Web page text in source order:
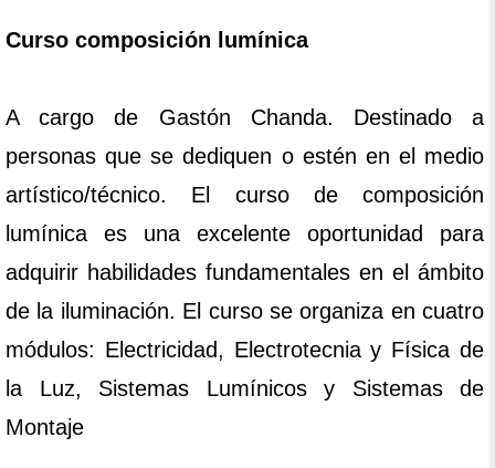
Curso composición lumínica
A cargo de Gastón Chanda. Destinado a
personas que se dediquen o estén en el medio
artístico/técnico. El curso de composición
lumínica es una excelente oportunidad para
adquirir habilidades fundamentales en el ámbito
de la iluminación. El curso se organiza en cuatro
módulos: Electricidad, Electrotecnia y Física de
la Luz, Sistemas Lumínicos y Sistemas de
Montaje